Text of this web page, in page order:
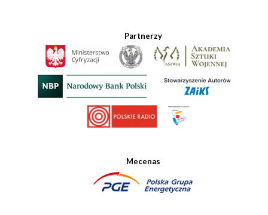
Partnerzy
Mecenas